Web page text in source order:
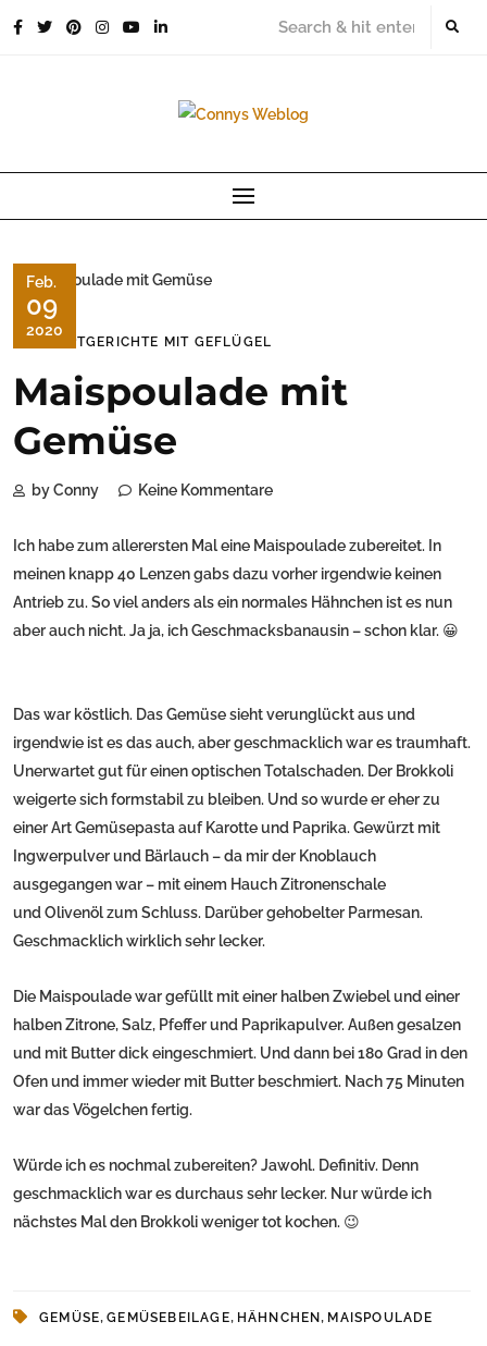
Feb.
09
2020
HAUPTGERICHTE MIT GEFLÜGEL
Maispoulade mit
Gemüse
by Conny Keine Kommentare
Ich habe zum allerersten Mal eine Maispoulade zubereitet. In
meinen knapp 40 Lenzen gabs dazu vorher irgendwie keinen
Antrieb zu. So viel anders als ein normales Hähnchen ist es nun
aber auch nicht. Ja ja, ich Geschmacksbanausin – schon klar. 😀
Das war köstlich. Das Gemüse sieht verunglückt aus und
irgendwie ist es das auch, aber geschmacklich war es traumhaft.
Unerwartet gut für einen optischen Totalschaden. Der Brokkoli
weigerte sich formstabil zu bleiben. Und so wurde er eher zu
einer Art Gemüsepasta auf Karotte und Paprika. Gewürzt mit
Ingwerpulver und Bärlauch – da mir der Knoblauch
ausgegangen war – mit einem Hauch Zitronenschale
und Olivenöl zum Schluss. Darüber gehobelter Parmesan.
Geschmacklich wirklich sehr lecker.
Die Maispoulade war gefüllt mit einer halben Zwiebel und einer
halben Zitrone, Salz, Pfeffer und Paprikapulver. Außen gesalzen
und mit Butter dick eingeschmiert. Und dann bei 180 Grad in den
Ofen und immer wieder mit Butter beschmiert. Nach 75 Minuten
war das Vögelchen fertig.
Würde ich es nochmal zubereiten? Jawohl. Definitiv. Denn
geschmacklich war es durchaus sehr lecker. Nur würde ich
nächstes Mal den Brokkoli weniger tot kochen. 😉
GEMÜSE,GEMÜSEBEILAGE, HÄHNCHEN, MAISPOULADE